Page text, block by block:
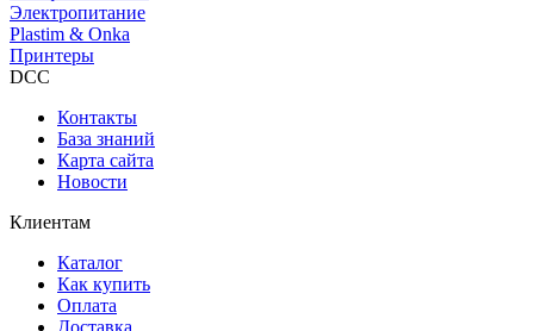
Электропитание
Plastim & Onka
Принтеры
DCC
Контакты
База знаний
Карта сайта
Новости
Клиентам
Каталог
Как купить
Оплата
Доставка